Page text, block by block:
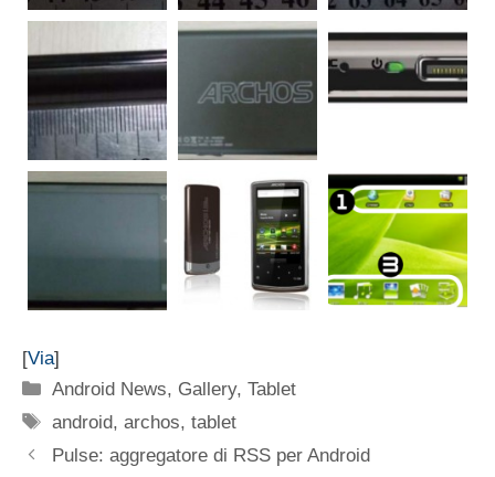
[Via]
Categorie
Android News, Gallery,Tablet
Tag
android,archos,tablet
Pulse: aggregatore di RSS per Android